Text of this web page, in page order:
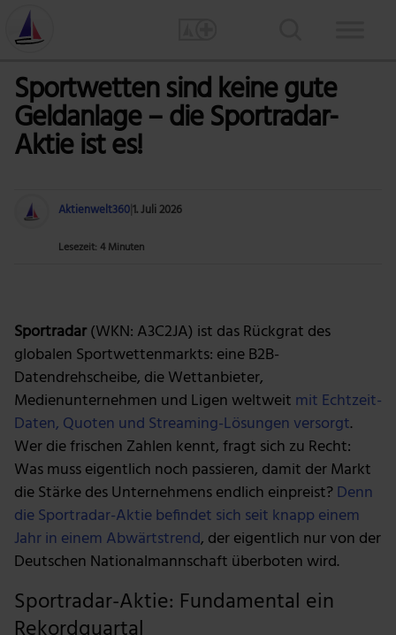
Sportwetten sind keine gute
Geldanlage – die Sportradar-
Aktie ist es!
Aktienwelt3601. Juli 2026
Lesezeit: 4 Minuten
Sportradar(WKN: A3C2JA) ist das Rückgrat des
globalen Sportwettenmarkts: eine B2B-
Datendrehscheibe, die Wettanbieter,
Medienunternehmen und Ligen weltweit mit Echtzeit-
Daten, Quoten und Streaming-Lösungen versorgt.
Wer die frischen Zahlen kennt, fragt sich zu Recht:
Was muss eigentlich noch passieren, damit der Markt
die Stärke des Unternehmens endlich einpreist?Denn
die Sportradar-Aktie befindet sich seit knapp einem
Jahr in einem Abwärtstrend, der eigentlich nur von der
Deutschen Nationalmannschaft überboten wird.
Sportradar-Aktie: Fundamental ein